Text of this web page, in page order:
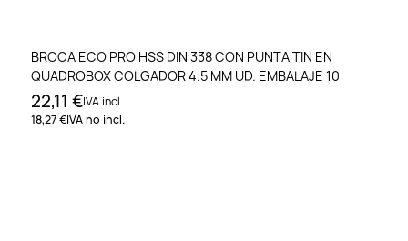
BROCA ECO PRO HSS DIN 338 CON PUNTA TIN EN
QUADROBOX COLGADOR 4.5 MM UD. EMBALAJE 10
22,11 €IVA incl.
18,27 €IVA no incl.